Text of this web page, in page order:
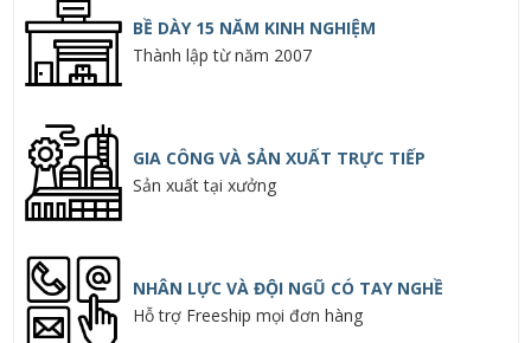
BỀ DÀY 15 NĂM KINH NGHIỆM
Thành lập từ năm 2007
GIA CÔNG VÀ SẢN XUẤT TRỰC TIẾP
Sản xuất tại xưởng
NHÂN LỰC VÀ ĐỘI NGŨ CÓ TAY NGHỀ
Hỗ trợ Freeship mọi đơn hàng